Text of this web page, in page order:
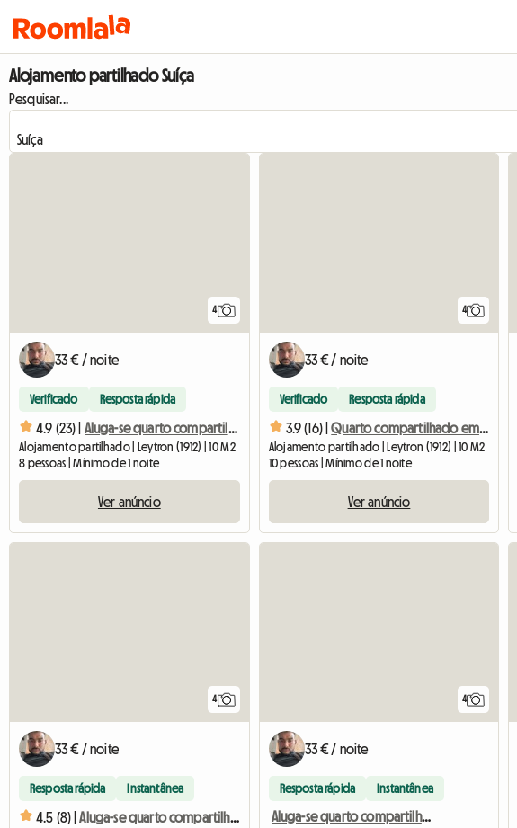
Alojamento partilhado Suíça
Pesquisar...
4
33 € / noite
Verificado Resposta rápida
4.9 (23) | Aluga-se quarto compartilhado em casa
Alojamento partilhado | Leytron (1912) | 10 M2
8 pessoas | Mínimo de 1 noite
Ver anúncio
4
33 € / noite
Verificado Resposta rápida
3.9 (16) | Quarto compartilhado em acomodação compartilhada
Alojamento partilhado | Leytron (1912) | 10 M2
10 pessoas | Mínimo de 1 noite
Ver anúncio
4
33 € / noite
Resposta rápida Instantânea
4.5 (8) | Aluga-se quarto compartilhado em casa
4
33 € / noite
Resposta rápida Instantânea
Aluga-se quarto compartilhado em casa